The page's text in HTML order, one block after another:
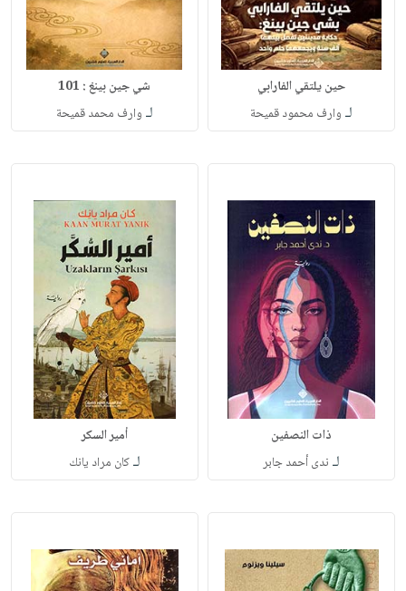
حين يلتقي الفارابي
لـ وارف محمود قميحة
شي جين بينغ : 101
لـ وارف محمد قميحة
ذات النصفين
لـ ندى أحمد جابر
أمير السكر
لـكان مراد يانك